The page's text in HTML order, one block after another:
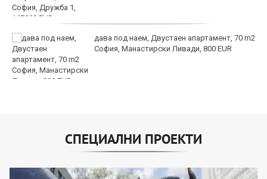
дава под наем, Двустаен апартамент, 70 m2
София, Манастирски Ливади, 800 EUR
СПЕЦИАЛНИ ПРОЕКТИ